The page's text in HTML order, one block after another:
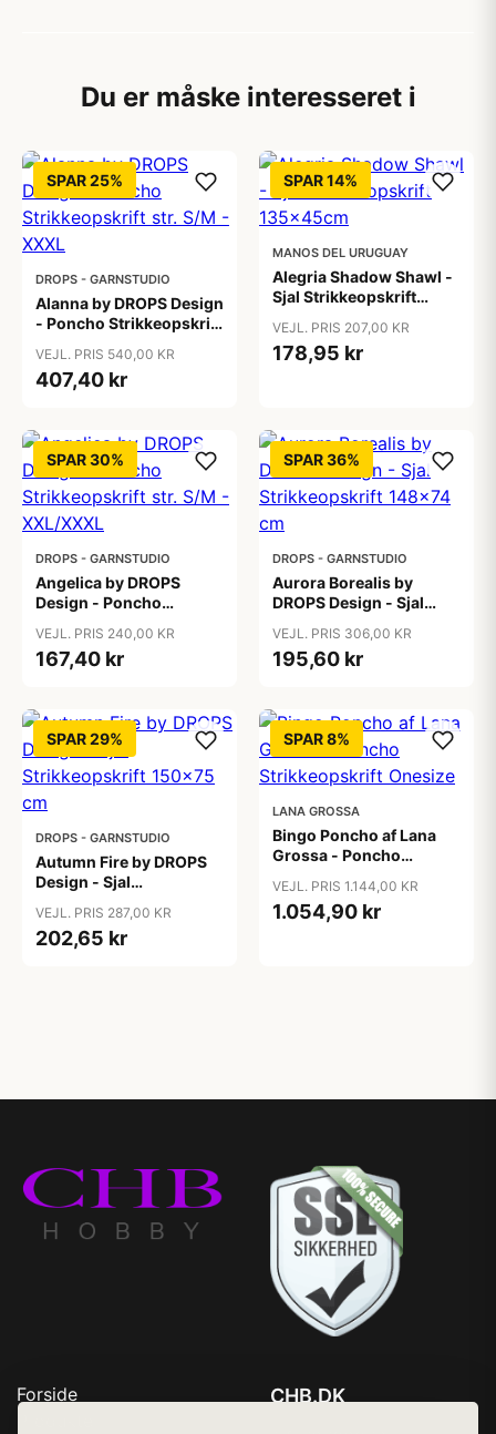
Du er måske interesseret i
SPAR 25%
DROPS - GARNSTUDIO
Alanna by DROPS Design
- Poncho Strikkeopskrift
VEJL. PRIS 540,00 KR
407,40 kr
SPAR 14%
MANOS DEL URUGUAY
Alegria Shadow Shawl -
Sjal Strikkeopskrift
VEJL. PRIS 207,00 KR
178,95 kr
SPAR 30%
DROPS - GARNSTUDIO
Angelica by DROPS
Design - Poncho
XXL/XXXL
VEJL. PRIS 240,00 KR
167,40 kr
SPAR 36%
DROPS - GARNSTUDIO
Aurora Borealis by
DROPS Design - Sjal
cm
VEJL. PRIS 306,00 KR
195,60 kr
SPAR 29%
DROPS - GARNSTUDIO
Autumn Fire by DROPS
Design - Sjal
cm
VEJL. PRIS 287,00 KR
202,65 kr
SPAR 8%
LANA GROSSA
Bingo Poncho af Lana
Grossa - Poncho
VEJL. PRIS 1.144,00 KR
1.054,90 kr
Forside
CHB.DK